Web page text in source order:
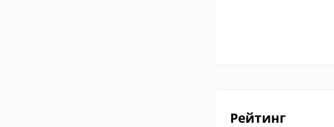
Рейтинг